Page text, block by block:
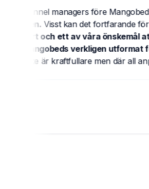
managers före Mangobeds,
Visst kan det fortfarande
och ett av våra önskemål att vi
Mangobeds verkligen utformat för
är kraftfullare men där all